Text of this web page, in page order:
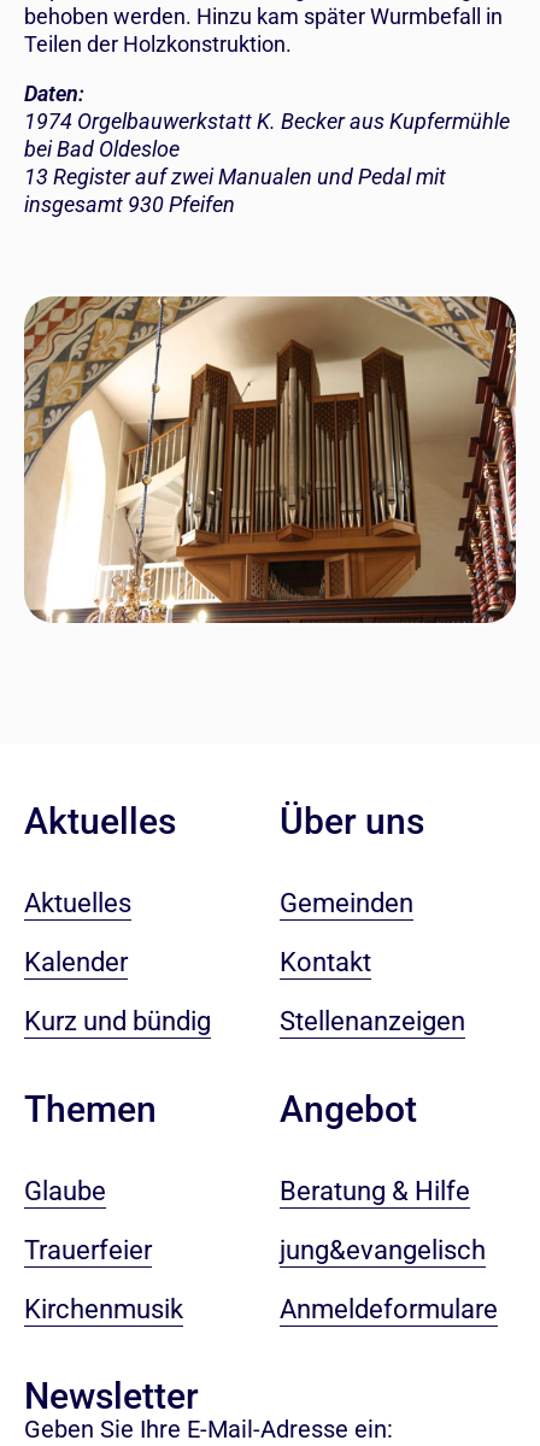
behoben werden. Hinzu kam später Wurmbefall in
Teilen der Holzkonstruktion.
Daten:
1974 Orgelbauwerkstatt K. Becker aus Kupfermühle
bei Bad Oldesloe
13 Register auf zwei Manualen und Pedal mit
insgesamt 930 Pfeifen
Aktuelles
Aktuelles
Kalender
Kurz und bündig
Themen
Glaube
Trauerfeier
Kirchenmusik
Über uns
Gemeinden
Kontakt
Stellenanzeigen
Angebot
Beratung & Hilfe
jung&evangelisch
Anmeldeformulare
Newsletter
Geben Sie Ihre E-Mail-Adresse ein: